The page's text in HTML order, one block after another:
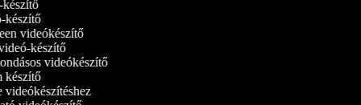
készítő
készítő
videókészítő
készítő
videókészítő
készítő
videókészítéshez